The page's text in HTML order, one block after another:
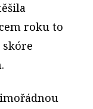
roku to